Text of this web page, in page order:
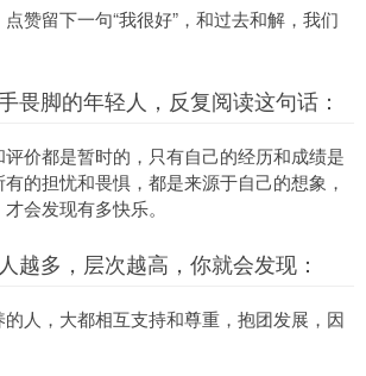
赞留下一句“我很好”，和过去和解，我们
畏脚的年轻人，反复阅读这句话：
评价都是暂时的，只有自己的经历和成绩是
的担忧和畏惧，都是来源于自己的想象，
会发现有多快乐。
越多，层次越高，你就会发现：
人，大都相互支持和尊重，抱团发展，因